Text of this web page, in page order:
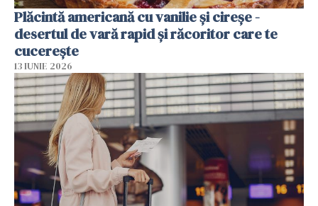
Plăcintă americană cu vanilie și cireșe -
desertul de vară rapid și răcoritor care te
cucerește
13 IUNIE 2026